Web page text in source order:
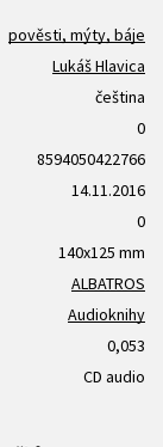
pověsti, mýty, báje
Lukáš Hlavica
čeština
0
8594050422766
14.11.2016
0
140x125 mm
ALBATROS
Audioknihy
0,053
CD audio